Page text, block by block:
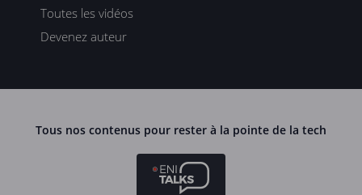
Toutes les vidéos
Devenez auteur
Tous nos contenus pour rester à la pointe de la tech